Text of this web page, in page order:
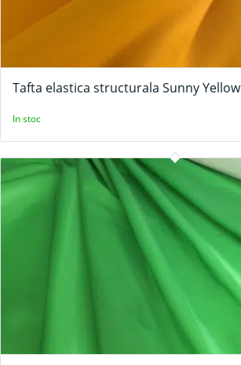
Tafta elastica structurala Sunny Yellow
In stoc